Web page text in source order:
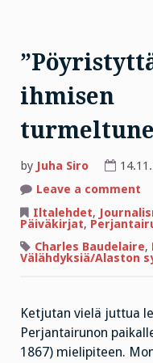
ihmisen
by Juha Siro
Leave a comment
Iltalehdet,
Päiväkirjat,
Charles Baudelaire,
Välähdyksiä/Alaston
Ketjutan vielä juttua
Perjantairunon
1867) mielipiteen.